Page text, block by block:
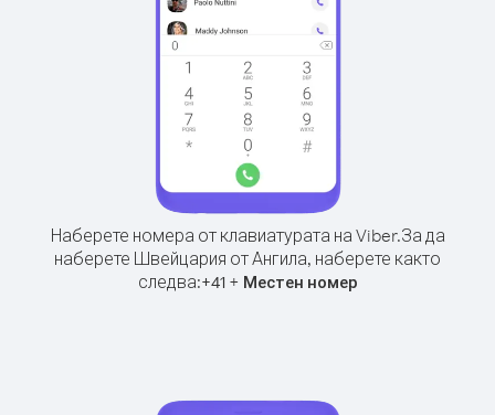
Наберете номера от клавиатурата на Viber.За да
наберете Швейцария от Ангила, наберете както
следва:+41+ Местен номер